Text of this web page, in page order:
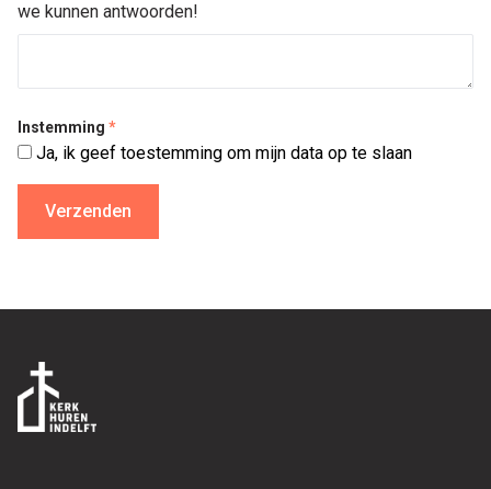
we kunnen antwoorden!
Instemming *
Ja, ik geef toestemming om mijn data op te slaan